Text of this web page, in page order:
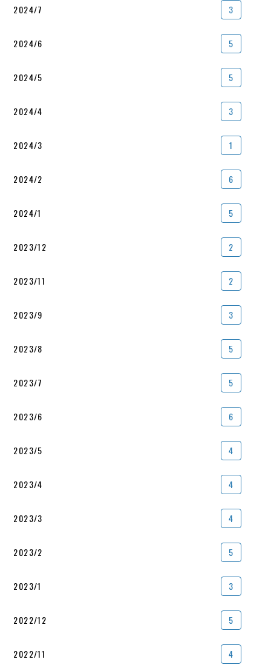
2024/7 3
2024/6 5
2024/5 5
2024/4 3
2024/3 1
2024/2 6
2024/1 5
2023/12 2
2023/11 2
2023/9 3
2023/8 5
2023/7 5
2023/6 6
2023/5 4
2023/4 4
2023/3 4
2023/2 5
2023/1 3
2022/12 5
2022/11 4